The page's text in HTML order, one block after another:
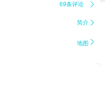
69条评论 
简介 
地图 